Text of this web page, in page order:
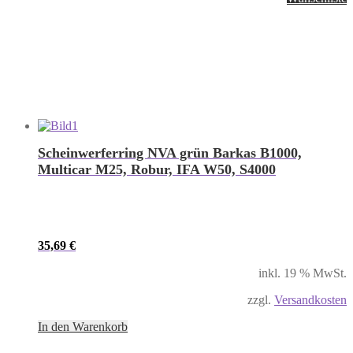
Scheinwerferring NVA grün Barkas B1000,
Multicar M25, Robur, IFA W50, S4000
35,69 €
inkl. 19 % MwSt.
zzgl. Versandkosten
In den Warenkorb